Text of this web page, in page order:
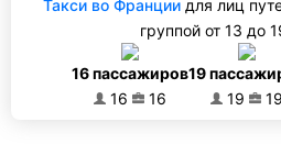
Такси во Франции для лиц
группой от 13 до
16 пассажиров
16
16
19
19
19